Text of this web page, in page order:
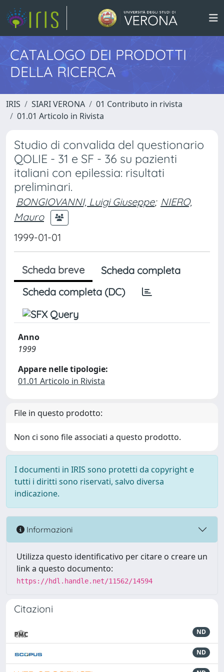
CATALOGO DEI PRODOTTI
DELLA RICERCA
IRIS SIARI VERONA
01 Contributo in rivista
01.01 Articolo in Rivista
Studio di convalida del questionario
QOLIE - 31 e SF - 36 su pazienti
italiani con epilessia: risultati
preliminari.
BONGIOVANNI, Luigi Giuseppe; NIERO,
Mauro
1999-01-01
Scheda breve
Scheda completa
Scheda completa (DC)
Anno
1999
Appare nelle tipologie:
01.01 Articolo in Rivista
File in questo prodotto:
Non ci sono file associati a questo prodotto.
I documenti in IRIS sono protetti da copyright e
tutti i diritti sono riservati, salvo diversa
indicazione.
Informazioni
Utilizza questo identificativo per citare o creare un
link a questo documento:
https://hdl.handle.net/11562/14594
Citazioni
ND
ND